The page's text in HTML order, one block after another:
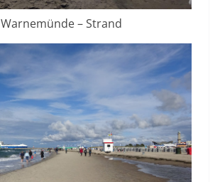
Warnemünde – Strand